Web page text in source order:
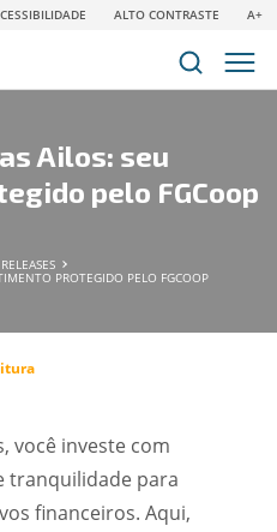
ALTO CONTRASTE A+
Ailos: seu
pelo FGCoop
RELEASES
PROTEGIDO PELO FGCOOP
você investe com
tranquilidade para
financeiros. Aqui,